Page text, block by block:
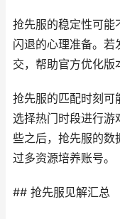
抢先服的稳定性可能
闪退的心理准备。若
交，帮助官方优化版
抢先服的匹配时刻可
选择热门时段进行游
些之后，抢先服的数
过多资源培养账号。
## 抢先服见解汇总